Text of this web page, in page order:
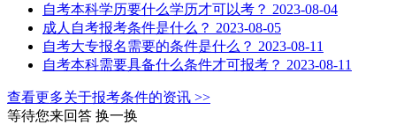
自考本科学历要什么学历才可以考？ 2023-08-04
成人自考报考条件是什么？ 2023-08-05
自考大专报名需要的条件是什么？ 2023-08-11
自考本科需要具备什么条件才可报考？ 2023-08-11
查看更多关于报考条件
的资讯 >>
等待您来回答 换一换